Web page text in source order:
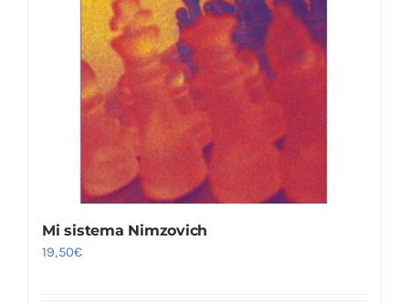
Mi sistema Nimzovich
19,50€